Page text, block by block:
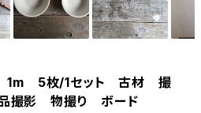
1m 5枚/1セット 古材 撮
撮影 物撮り ボード